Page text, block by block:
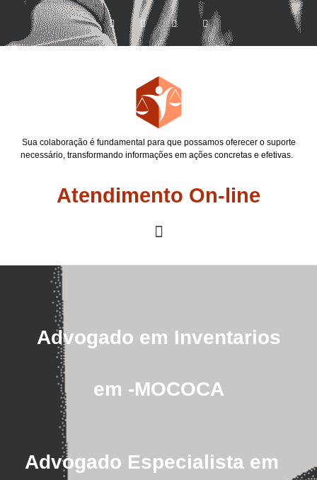
Sua colaboração é fundamental para que possamos oferecer o suporte
necessário, transformando informações em ações concretas e efetivas.
Atendimento On-line
Advogado em Inventarios
em -MOCOCA
Advogado Especialista em